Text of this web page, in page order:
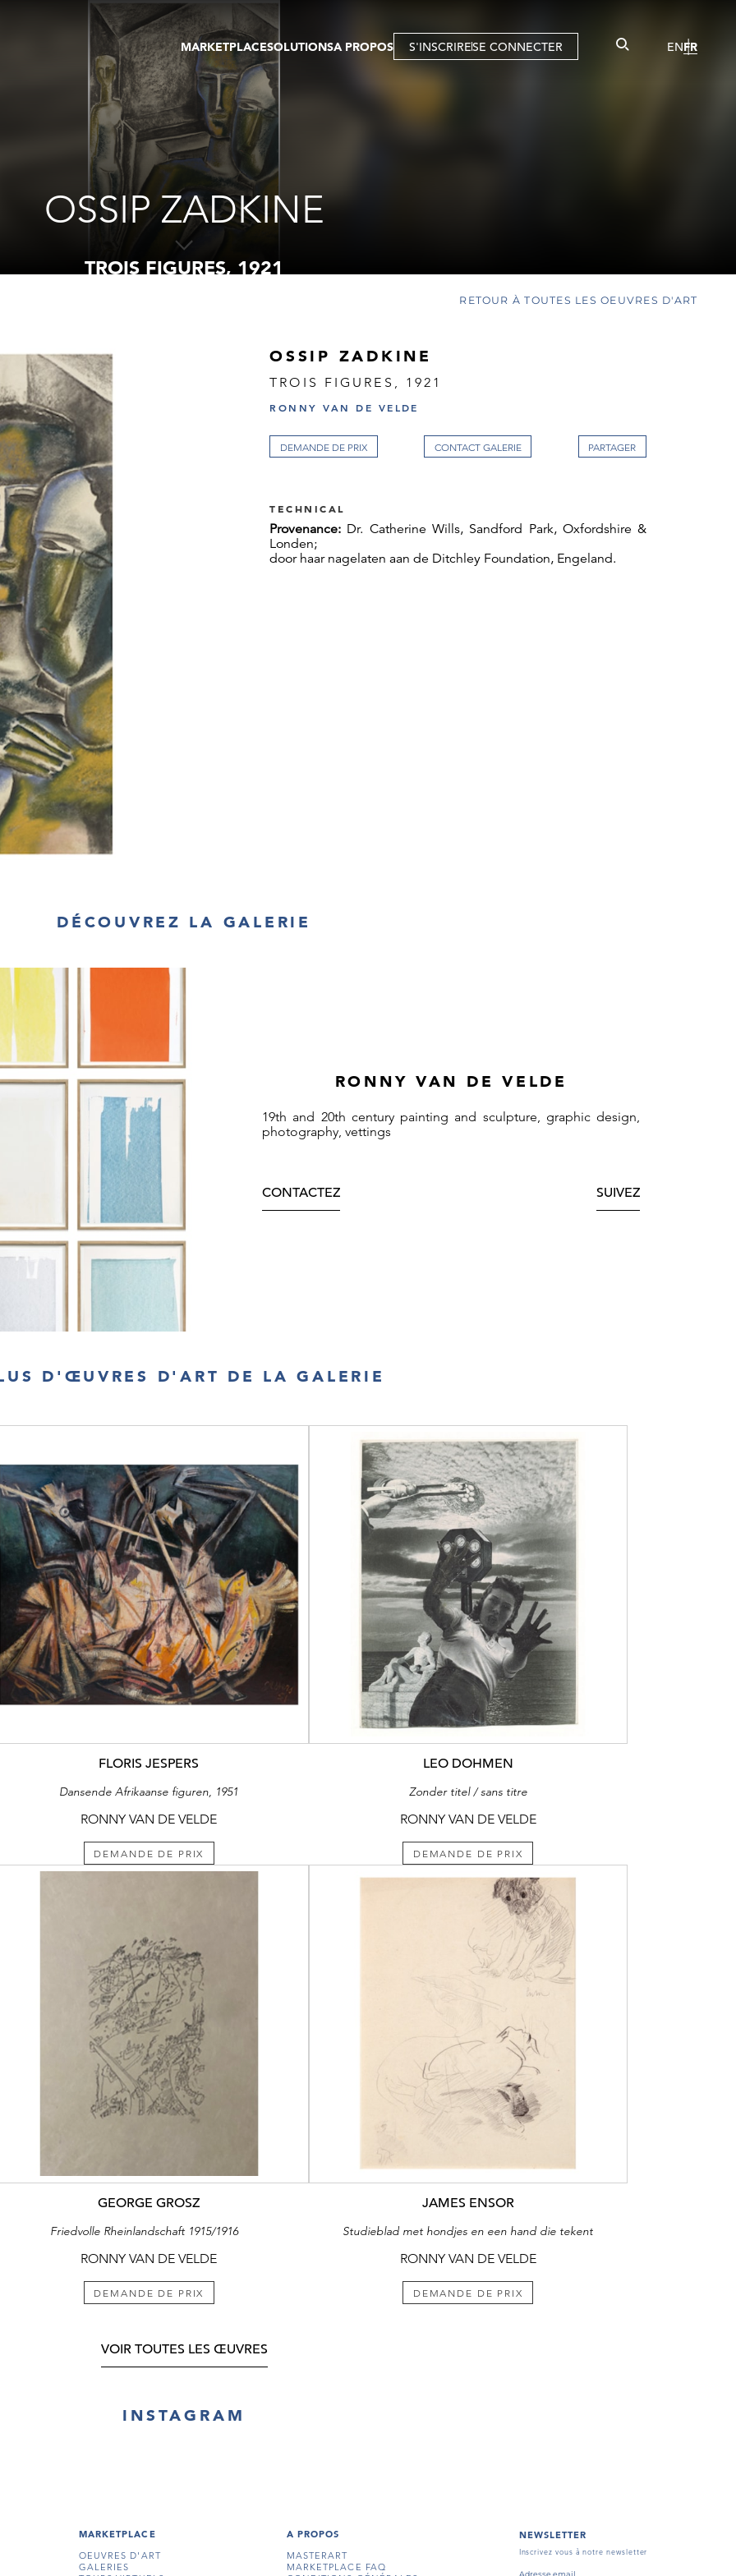
MARKETPLACE
OEUVRES D'ART
GALERIES
TOURS VIRTUELS
PUBLICATIONS
EVENTS
SOLUTIONS
FOIRE
ARTISTE
ENCHÈRES
A PROPOS S'INSCRIRESE CONNECTER ENFR
OSSIP ZADKINE
TROIS FIGURES, 1921
RETOUR À TOUTES LES OEUVRES D'ART
OSSIP ZADKINE
TROIS FIGURES, 1921
RONNY VAN DE VELDE
DEMANDE DE PRIX CONTACT GALERIE
TECHNICAL
Provenance: Dr. Catherine Wills, Sandford Park, Oxfordshire &
Londen;
door haar nagelaten aan de Ditchley Foundation, Engeland.
DÉCOUVREZ LA GALERIE
RONNY VAN DE VELDE
19th and 20th century painting and sculpture, graphic design,
photography, vettings
CONTACTEZ SUIVEZ
D'ŒUVRES D'ART DE LA GALERIE
FLORIS JESPERS
Dansende Afrikaanse figuren, 1951
RONNY VAN DE VELDE
DEMANDE DE PRIX
LEO DOHMEN
Zonder titel / sans titre
RONNY VAN DE VELDE
DEMANDE DE PRIX
GEORGE GROSZ
Friedvolle Rheinlandschaft 1915/1916
RONNY VAN DE VELDE
DEMANDE DE PRIX
JAMES ENSOR
Studieblad met hondjes en een hand die tekent
RONNY VAN DE VELDE
DEMANDE DE PRIX
VOIR TOUTES LES ŒUVRES
INSTAGRAM
MARKETPLACE
OEUVRES D'ART
GALERIES
A PROPOS
MASTERART
MARKETPLACE FAQ
NEWSLETTER
Inscrivez vous à notre newsletter